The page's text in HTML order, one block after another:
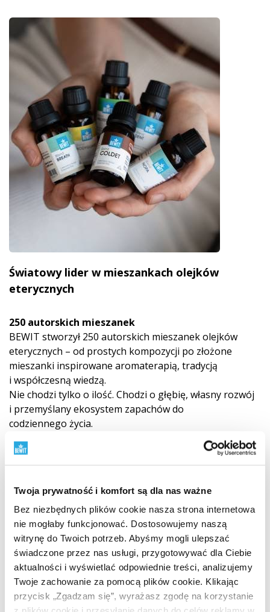
Twoja prywatność i komfort są dla nas ważne
Bez niezbędnych plików cookie nasza strona internetowa
nie mogłaby funkcjonować. Dostosowujemy naszą
witrynę do Twoich potrzeb. Abyśmy mogli ulepszać
świadczone przez nas usługi, przygotowywać dla Ciebie
aktualności i wyświetlać odpowiednie treści, analizujemy
Twoje zachowanie za pomocą plików cookie. Klikając
przycisk „Zgadzam się”, wyrażasz zgodę na korzystanie
Światowy lider w mieszankach olejków
eterycznych
250 autorskich mieszanek
BEWIT stworzył 250 autorskich mieszanek olejków
eterycznych – od prostych kompozycji po złożone
mieszanki inspirowane aromaterapią, tradycją
i współczesną wiedzą.
Nie chodzi tylko o ilość. Chodzi o głębię, własny rozwój
i przemyślany ekosystem zapachów do
codziennego życia.
Odkryj świat mieszanek BEWIT